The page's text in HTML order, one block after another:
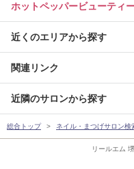
リールエム
ホットペッパービューティ
近くのエリアから探す
関連リンク
近隣のサロンから探す
総合トップ ネイル・まつげサロン検